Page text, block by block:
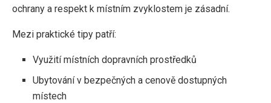
ochrany a respekt k místním zvyklostem je zásadní.
Mezi praktické tipy patří:
Využití místních dopravních prostředků
Ubytování v bezpečných a cenově dostupných
místech